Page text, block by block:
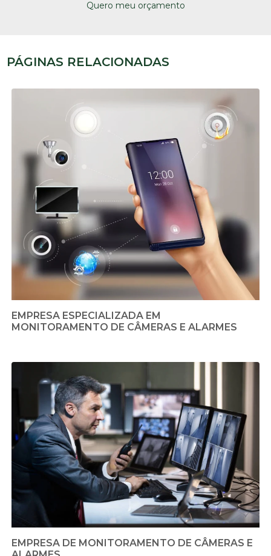
Quero meu orçamento
PÁGINAS RELACIONADAS
EMPRESA ESPECIALIZADA EM
MONITORAMENTO DE CÂMERAS E ALARMES
EMPRESA DE MONITORAMENTO DE CÂMERAS E